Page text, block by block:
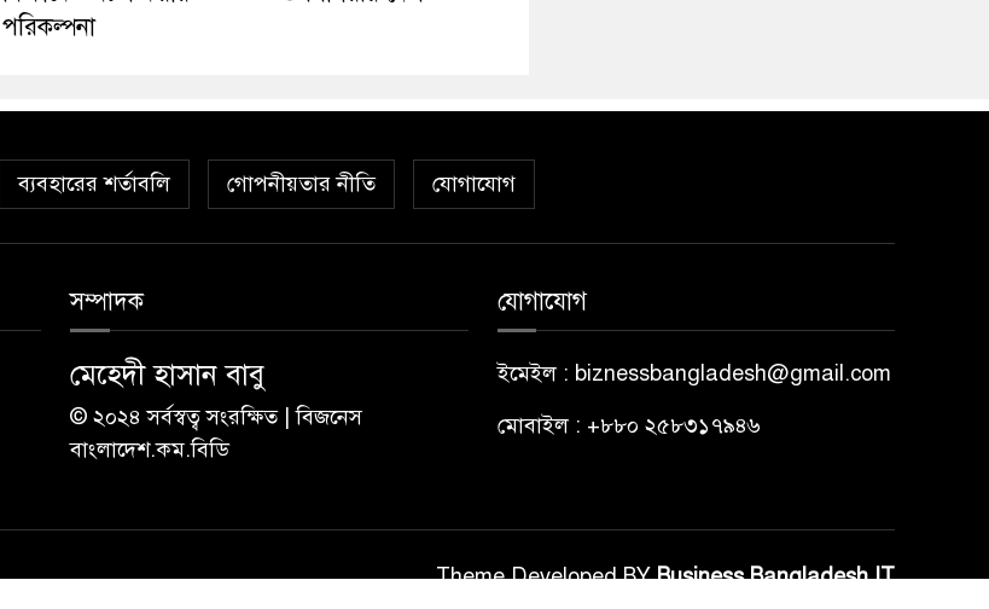
পরিকল্পনা
ব্যবহারের শর্তাবলি গোপনীয়তার নীতি যোগাযোগ
সম্পাদক
মেহেদী হাসান বাবু
© ২০২৪ সর্বস্বত্ব সংরক্ষিত | বিজনেস
বাংলাদেশ.কম.বিডি
যোগাযোগ
ইমেইল : biznessbangladesh@gmail.com
মোবাইল : +৮৮০ ২৫৮৩১৭৯৪৬
Theme Developed BYBusiness Bangladesh IT